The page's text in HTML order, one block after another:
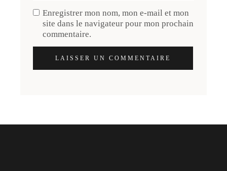
Enregistrer mon nom, mon e-mail et mon
site dans le navigateur pour mon prochain
commentaire.
LAISSER UN COMMENTAIRE